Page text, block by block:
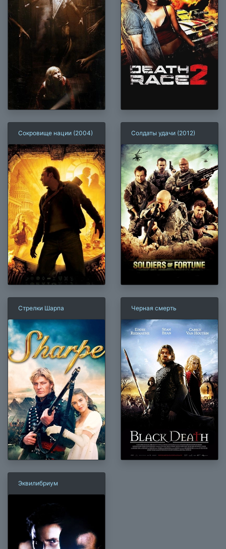
Сокровище нации (2004) Солдаты удачи (2012)
Стрелки Шарпа Черная смерть
Эквилибриум